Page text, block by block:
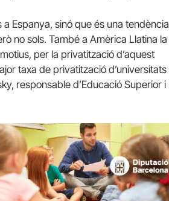
Espanya, sinó que és una tendència
no sols. També a Amèrica Llatina la
per la privatització d’aquest
taxa de privatització d’universitats
responsable d’Educació Superior i